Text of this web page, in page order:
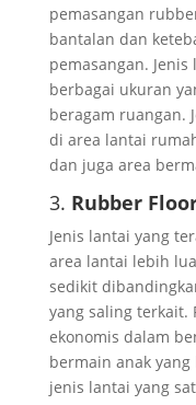
pemasangan
bantalan dan
pemasangan.
berbagai ukuran
beragam ruangan.
di area lantai
dan juga area
3. Rubber
Jenis lantai yang
area lantai lebih
sedikit
yang saling
ekonomis dalam
bermain anak
jenis lantai yang